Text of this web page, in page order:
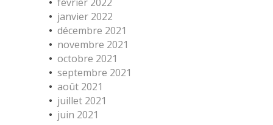
janvier 2022
décembre 2021
novembre 2021
octobre 2021
septembre 2021
août 2021
juillet 2021
juin 2021